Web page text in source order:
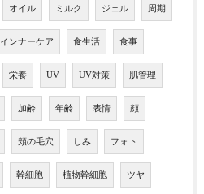
オイル ミルク ジェル 周期
インナーケア 食生活 食事
栄養 UV UV対策 肌管理
加齢 年齢 表情 顔
頬の毛穴 しみ フォト
幹細胞 植物幹細胞 ツヤ